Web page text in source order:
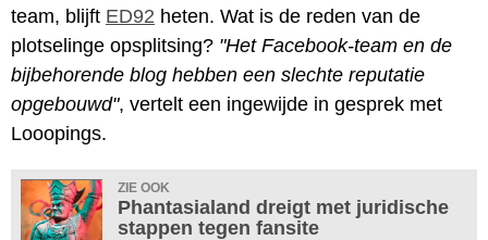
team, blijft ED92 heten. Wat is de reden van de
plotselinge opsplitsing? "Het Facebook-team en de
bijbehorende blog hebben een slechte reputatie
opgebouwd", vertelt een ingewijde in gesprek met
Looopings.
ZIE OOK
Phantasialand dreigt met juridische
stappen tegen fansite